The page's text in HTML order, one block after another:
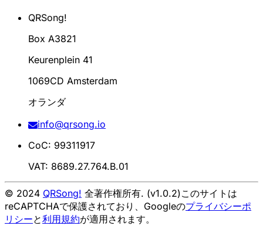
QRSong!
Box A3821
Keurenplein 41
1069CD Amsterdam
オランダ
info@qrsong.io
CoC: 99311917
VAT: 8689.27.764.B.01
© 2024 QRSong! 全著作権所有. (v1.0.2)このサイトは
reCAPTCHAで保護されており、Googleのプライバシーポ
リシーと利用規約が適用されます。